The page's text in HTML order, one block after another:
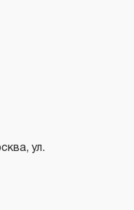
месяцев,
межповерочный
инструмента,
обязательств в
случаев, когда
износа.
ул.